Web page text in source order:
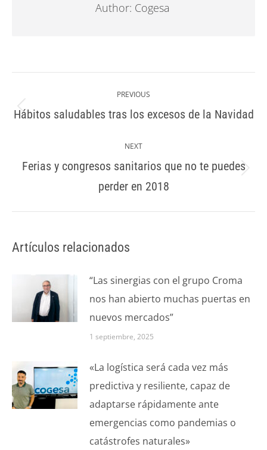
Author: Cogesa
Post
PREVIOUS
Previous
Hábitos saludables tras los excesos de la Navidad
NEXT
post:
Ferias y congresos sanitarios que no te puedes
perder en 2018
Artículos relacionados
“Las sinergias con el grupo Croma
nos han abierto muchas puertas en
nuevos mercados”
1 septiembre, 2025
«La logística será cada vez más
predictiva y resiliente, capaz de
adaptarse rápidamente ante
emergencias como pandemias o
catástrofes naturales»